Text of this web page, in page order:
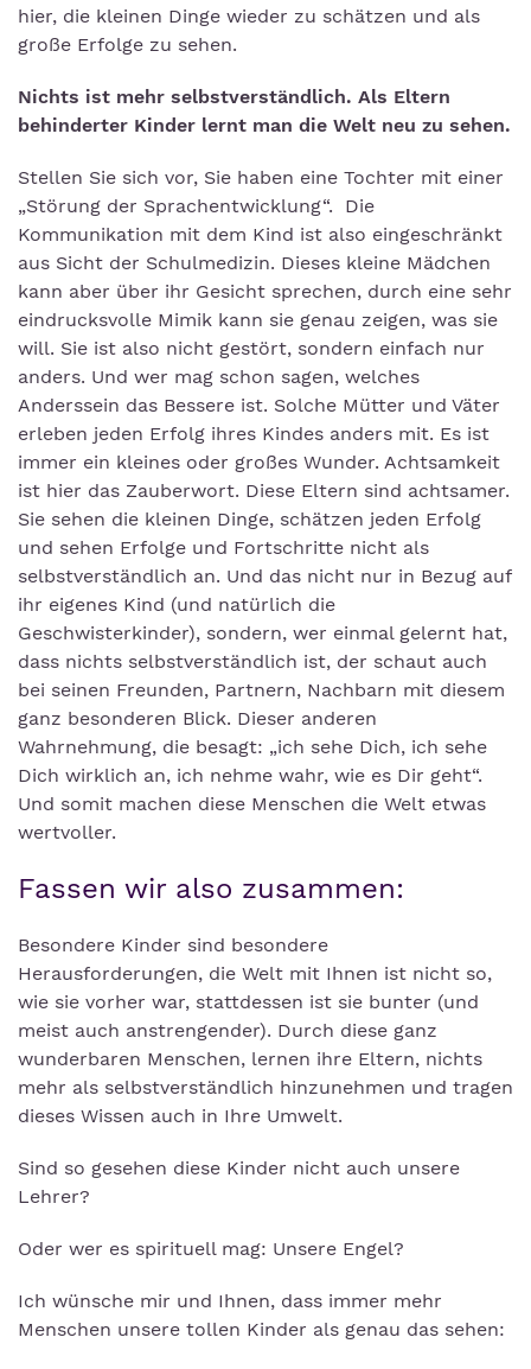
hier, die kleinen Dinge wieder zu schätzen und als
große Erfolge zu sehen.
Nichts ist mehr selbstverständlich. Als Eltern
behinderter Kinder lernt man die Welt neu zu sehen.
Stellen Sie sich vor, Sie haben eine Tochter mit einer
„Störung der Sprachentwicklung“. Die
Kommunikation mit dem Kind ist also eingeschränkt
aus Sicht der Schulmedizin. Dieses kleine Mädchen
kann aber über ihr Gesicht sprechen, durch eine sehr
eindrucksvolle Mimik kann sie genau zeigen, was sie
will. Sie ist also nicht gestört, sondern einfach nur
anders. Und wer mag schon sagen, welches
Anderssein das Bessere ist. Solche Mütter und Väter
erleben jeden Erfolg ihres Kindes anders mit. Es ist
immer ein kleines oder großes Wunder. Achtsamkeit
ist hier das Zauberwort. Diese Eltern sind achtsamer.
Sie sehen die kleinen Dinge, schätzen jeden Erfolg
und sehen Erfolge und Fortschritte nicht als
selbstverständlich an. Und das nicht nur in Bezug auf
ihr eigenes Kind (und natürlich die
Geschwisterkinder), sondern, wer einmal gelernt hat,
dass nichts selbstverständlich ist, der schaut auch
bei seinen Freunden, Partnern, Nachbarn mit diesem
ganz besonderen Blick. Dieser anderen
Wahrnehmung, die besagt: „ich sehe Dich, ich sehe
Dich wirklich an, ich nehme wahr, wie es Dir geht“.
Und somit machen diese Menschen die Welt etwas
wertvoller.
Fassen wir also zusammen:
Besondere Kinder sind besondere
Herausforderungen, die Welt mit Ihnen ist nicht so,
wie sie vorher war, stattdessen ist sie bunter (und
meist auch anstrengender). Durch diese ganz
wunderbaren Menschen, lernen ihre Eltern, nichts
mehr als selbstverständlich hinzunehmen und tragen
dieses Wissen auch in Ihre Umwelt.
Sind so gesehen diese Kinder nicht auch unsere
Lehrer?
Oder wer es spirituell mag: Unsere Engel?
Ich wünsche mir und Ihnen, dass immer mehr
Menschen unsere tollen Kinder als genau das sehen: